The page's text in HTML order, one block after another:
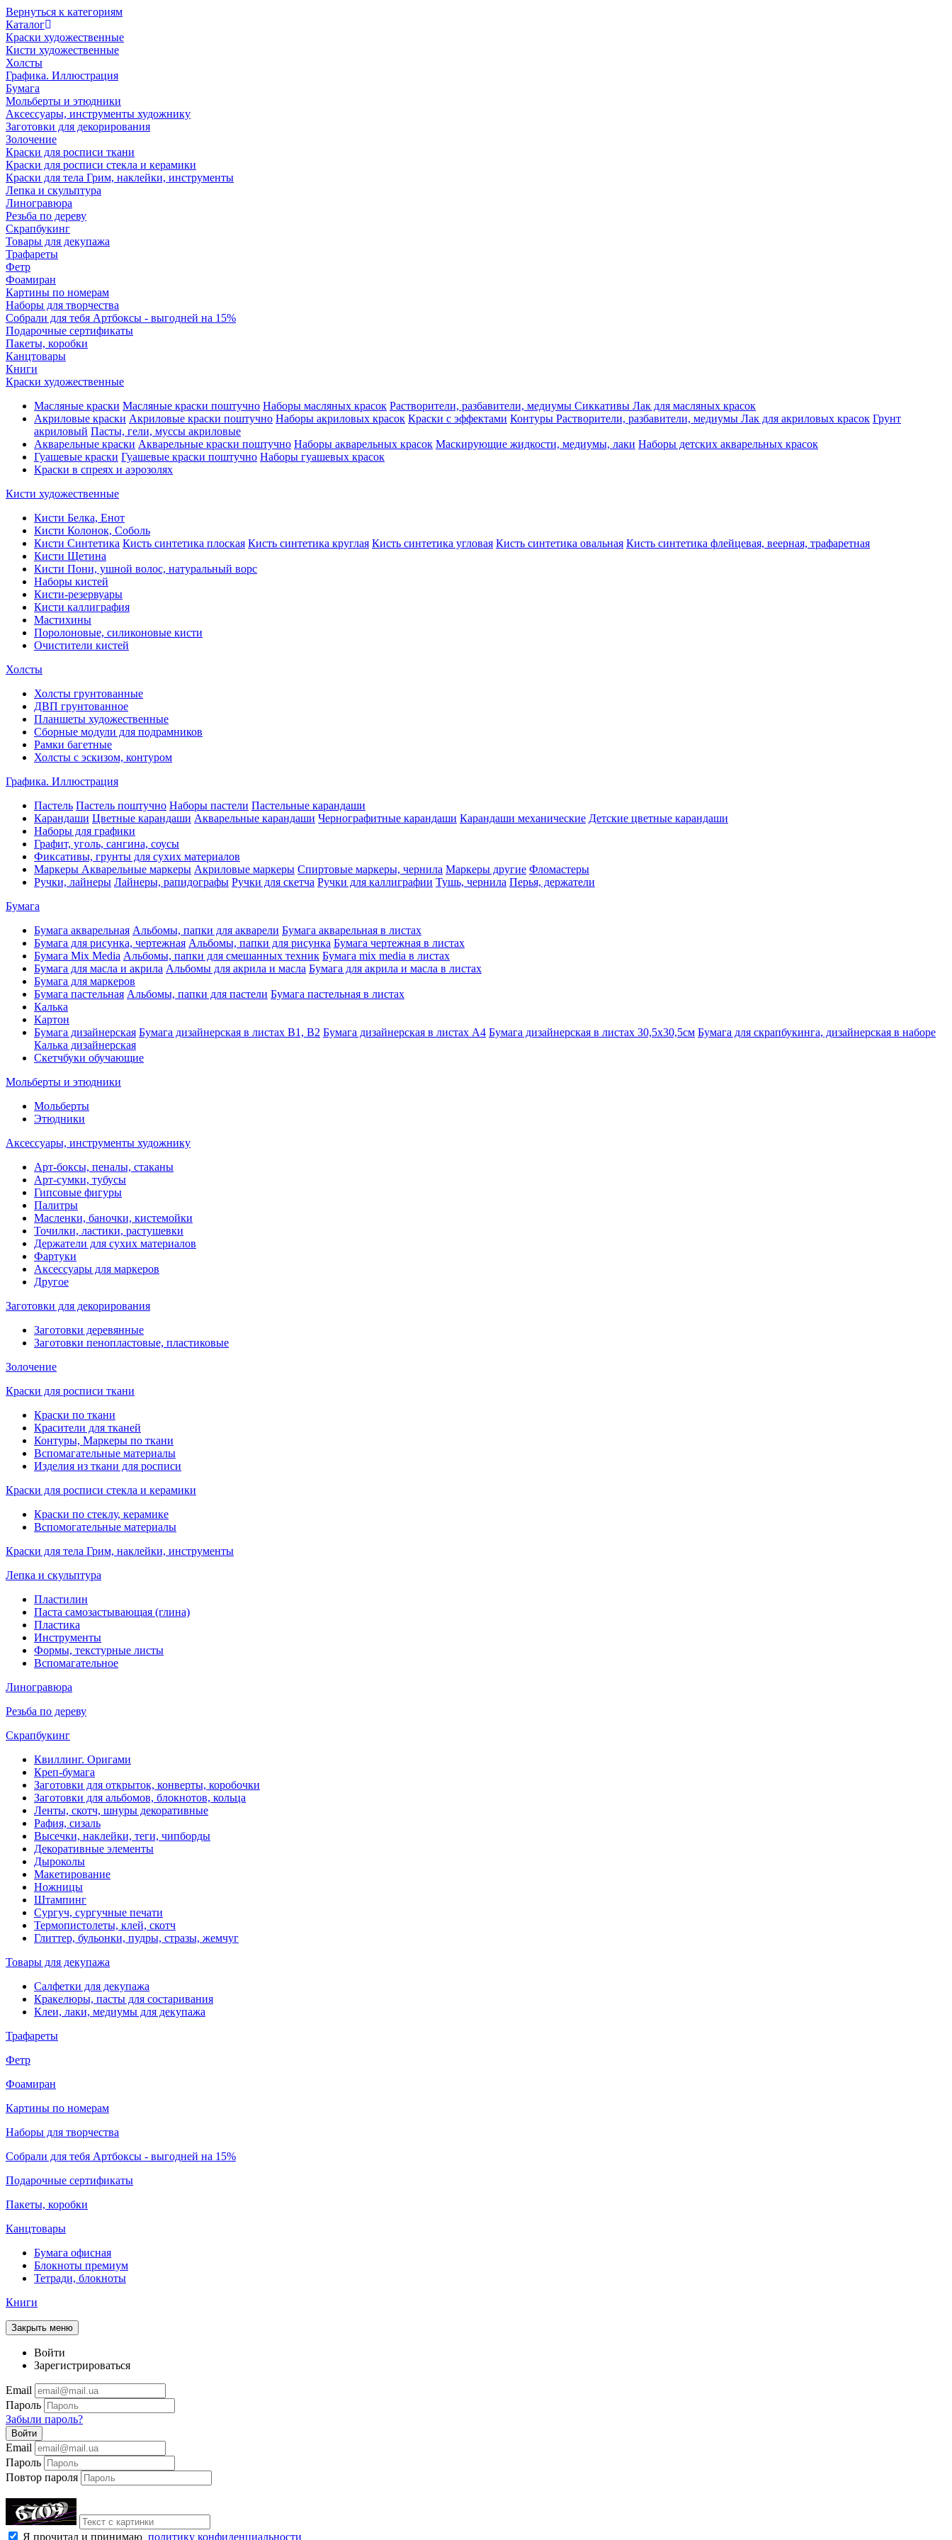
Вернуться к категориям
Каталог
Краски художественные
Кисти художественные
Холсты
Графика. Иллюстрация
Бумага
Мольберты и этюдники
Аксессуары, инструменты художнику
Заготовки для декорирования
Золочение
Краски для росписи ткани
Краски для росписи стекла и керамики
Краски для тела Грим, наклейки, инструменты
Лепка и скульптура
Линогравюра
Резьба по дереву
Скрапбукинг
Товары для декупажа
Трафареты
Фетр
Фоамиран
Картины по номерам
Наборы для творчества
Собрали для тебя Артбоксы - выгодней на 15%
Подарочные сертификаты
Пакеты, коробки
Канцтовары
Книги
Краски художественные
Масляные краски Масляные краски поштучно Наборы масляных красок Растворители, разбавители, медиумы Сиккативы Лак для масляных красок
Акриловые краски Акриловые краски поштучно Наборы акриловых красок Краски с эффектами Контуры Растворители, разбавители, медиумы Лак для акриловых красок Грунт
акриловый Пасты, гели, муссы акриловые
Акварельные краски Акварельные краски поштучно Наборы акварельных красок Маскирующие жидкости, медиумы, лаки Наборы детских акварельных красок
Гуашевые краски Гуашевые краски поштучно Наборы гуашевых красок
Краски в спреях и аэрозолях
Кисти художественные
Кисти Белка, Енот
Кисти Колонок, Соболь
Кисти Синтетика Кисть синтетика плоская Кисть синтетика круглая Кисть синтетика угловая Кисть синтетика овальная Кисть синтетика флейцевая, веерная, трафаретная
Кисти Щетина
Кисти Пони, ушной волос, натуральный ворс
Наборы кистей
Кисти-резервуары
Кисти каллиграфия
Мастихины
Поролоновые, силиконовые кисти
Очистители кистей
Холсты
Холсты грунтованные
ДВП грунтованное
Планшеты художественные
Сборные модули для подрамников
Рамки багетные
Холсты c эскизом, контуром
Графика. Иллюстрация
Пастель Пастель поштучно Наборы пастели Пастельные карандаши
Карандаши Цветные карандаши Акварельные карандаши Чернографитные карандаши Карандаши механические Детские цветные карандаши
Наборы для графики
Графит, уголь, сангина, соусы
Фиксативы, грунты для сухих материалов
Маркеры Акварельные маркеры Акриловые маркеры Спиртовые маркеры, чернила Маркеры другие Фломастеры
Ручки, лайнеры Лайнеры, рапидографы Ручки для скетча Ручки для каллиграфии Тушь, чернила Перья, держатели
Бумага
Бумага акварельная Альбомы, папки для акварели Бумага акварельная в листах
Бумага для рисунка, чертежная Альбомы, папки для рисунка Бумага чертежная в листах
Бумага Mix Media Альбомы, папки для смешанных техник Бумага mix media в листах
Бумага для масла и акрила Альбомы для акрила и масла Бумага для акрила и масла в листах
Бумага для маркеров
Бумага пастельная Альбомы, папки для пастели Бумага пастельная в листах
Калька
Картон
Бумага дизайнерская Бумага дизайнерская в листах В1, В2 Бумага дизайнерская в листах А4 Бумага дизайнерская в листах 30,5х30,5см Бумага для скрапбукинга, дизайнерская в наборе
Калька дизайнерская
Скетчбуки обучающие
Мольберты и этюдники
Мольберты
Этюдники
Аксессуары, инструменты художнику
Арт-боксы, пеналы, стаканы
Арт-сумки, тубусы
Гипсовые фигуры
Палитры
Масленки, баночки, кистемойки
Точилки, ластики, растушевки
Держатели для сухих материалов
Фартуки
Аксессуары для маркеров
Другое
Заготовки для декорирования
Заготовки деревянные
Заготовки пенопластовые, пластиковые
Золочение
Краски для росписи ткани
Краски по ткани
Красители для тканей
Контуры, Маркеры по ткани
Вспомагательные материалы
Изделия из ткани для росписи
Краски для росписи стекла и керамики
Краски по стеклу, керамике
Вспомогательные материалы
Краски для тела Грим, наклейки, инструменты
Лепка и скульптура
Пластилин
Паста самозастывающая (глина)
Пластика
Инструменты
Формы, текстурные листы
Вспомагательное
Линогравюра
Резьба по дереву
Скрапбукинг
Квиллинг. Оригами
Креп-бумага
Заготовки для открыток, конверты, коробочки
Заготовки для альбомов, блокнотов, кольца
Ленты, скотч, шнуры декоративные
Рафия, сизаль
Высечки, наклейки, теги, чипборды
Декоративные элементы
Дыроколы
Макетирование
Ножницы
Штампинг
Сургуч, сургучные печати
Термопистолеты, клей, скотч
Глиттер, бульонки, пудры, стразы, жемчуг
Товары для декупажа
Салфетки для декупажа
Кракелюры, пасты для состаривания
Клеи, лаки, медиумы для декупажа
Трафареты
Фетр
Фоамиран
Картины по номерам
Наборы для творчества
Собрали для тебя Артбоксы - выгодней на 15%
Подарочные сертификаты
Пакеты, коробки
Канцтовары
Бумага офисная
Блокноты премиум
Тетради, блокноты
Книги
Закрыть меню
Войти
Зарегистрироваться
Email
Пароль
Забыли пароль?
Войти
Email
Пароль
Повтор пароля
Я прочитал и принимаю политику конфиденциальности